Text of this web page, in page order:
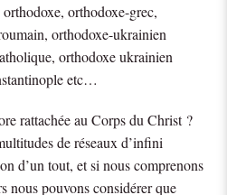
orthodoxe-grec,
orthodoxe-ukrainien
orthodoxe ukrainien
etc…
rattachée au Corps du Christ ?
de réseaux d’infini
d’un tout, et si nous comprenons
nous pouvons considérer que